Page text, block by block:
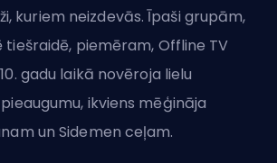
kuriem neizdevās. Īpaši grupām,
tiešraidē, piemēram, Offline TV
gadu laikā novēroja lielu
ikviens mēģināja
un Sidemen ceļam.